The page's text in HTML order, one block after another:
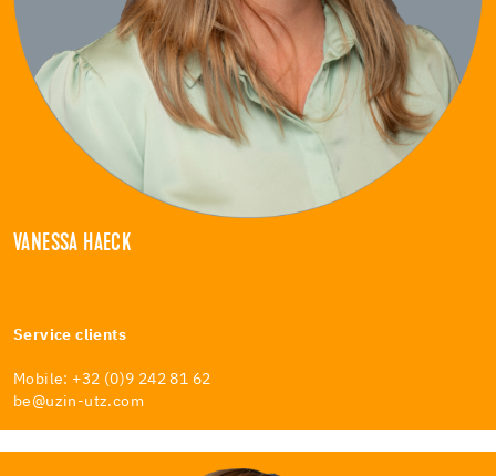
VANESSA HAECK
Service clients
Mobile: +32 (0)9 242 81 62
be@uzin-utz.com